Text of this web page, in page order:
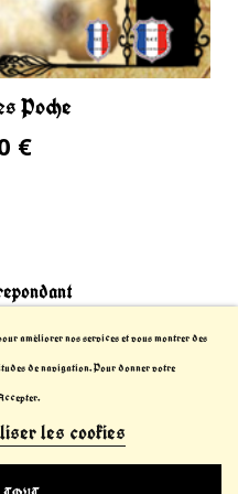
Poche
€
Thibault™. All Rights
améliorer nos services et vous montrer des
de navigation. Pour donner votre
les cookies